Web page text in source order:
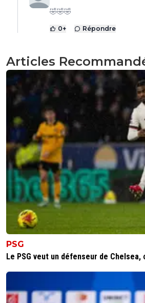
🤣🤣🤣
0+ Répondre
Articles
PSG
Le PSG veut un défenseur de